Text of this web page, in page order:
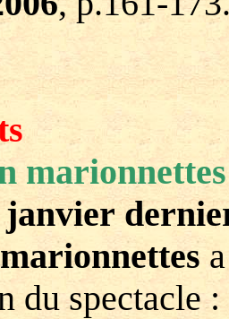
marionnettes
janvier
du spectacle :